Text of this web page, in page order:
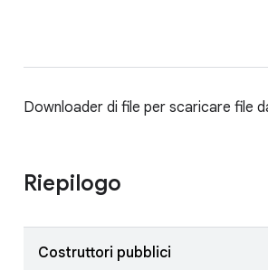
Downloader di file per scaricare file
Riepilogo
Costruttori pubblici